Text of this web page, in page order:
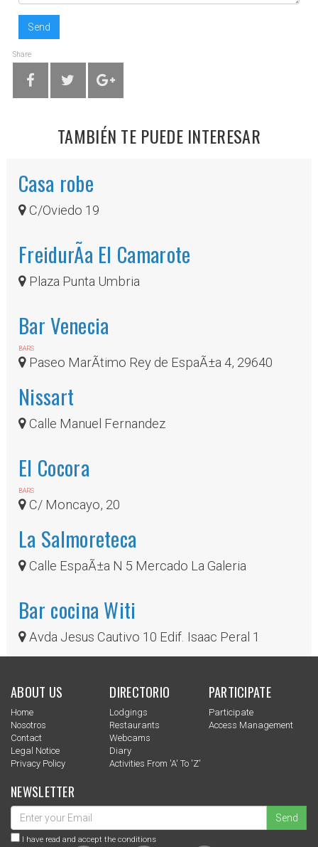
Send
Share
TAMBIÉN TE PUEDE INTERESAR
Casa robe
C/Oviedo 19
FreidurÃ­a El Camarote
Plaza Punta Umbria
Bar Venecia
BARS
Paseo MarÃ­timo Rey de EspaÃ±a 4, 29640
Nissart
Calle Manuel Fernandez
El Cocora
BARS
C/ Moncayo, 20
La Salmoreteca
Calle EspaÃ±a N 5 Mercado La Galeria
Bar cocina Witi
Avda Jesus Cautivo 10 Edif. Isaac Peral 1
ABOUT US
Home
Nosotros
Contact
Legal Notice
Privacy Policy
DIRECTORIO
Lodgings
Restaurants
Webcams
Diary
Activities From 'a' To 'z'
PARTICIPATE
Participate
Access Management
NEWSLETTER
Send
I have read and accept the conditions